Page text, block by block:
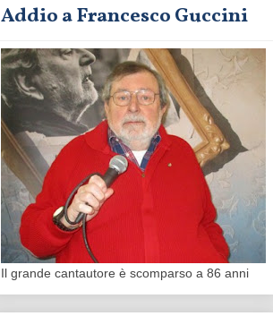
Addio a Francesco Guccini
Il grande cantautore è scomparso a 86 anni